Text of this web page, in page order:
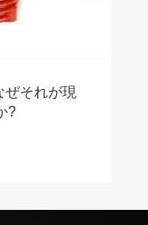
ぜそれが現
?